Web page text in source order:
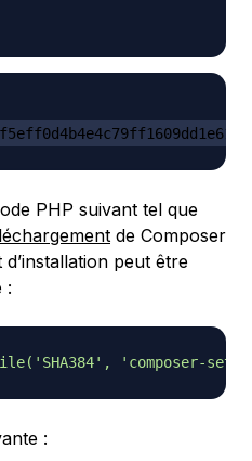
PHP suivant tel que
de Composer
peut être
:
'composer-
: